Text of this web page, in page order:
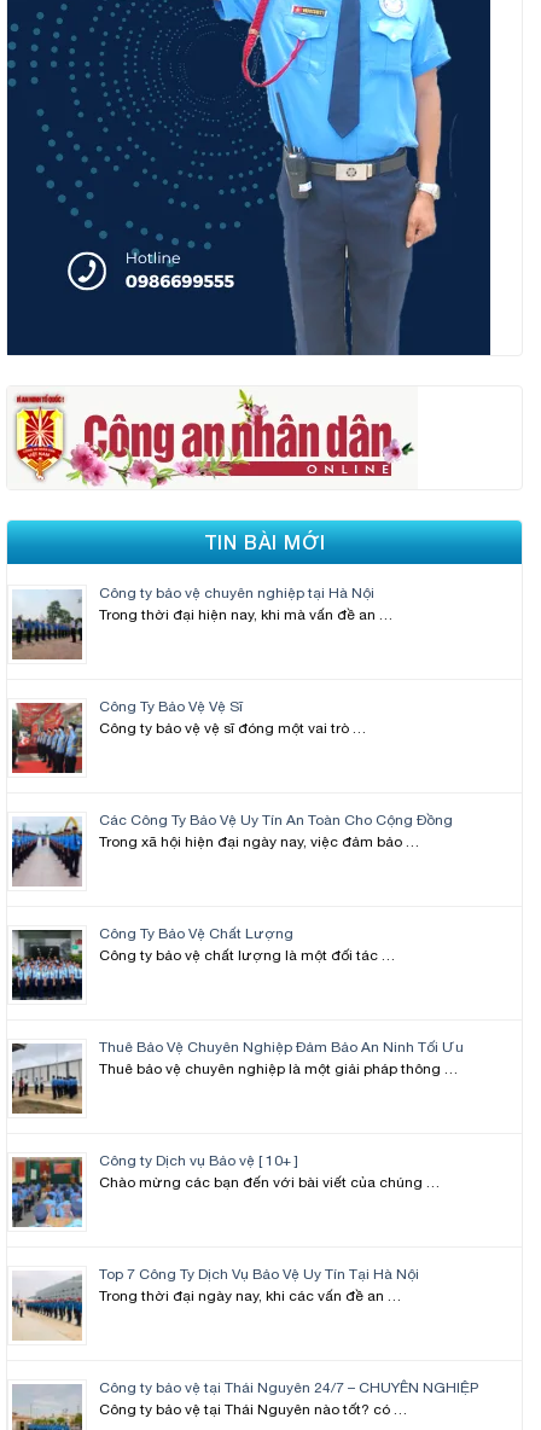
TIN BÀI MỚI
Công ty bảo vệ chuyên nghiệp tại Hà Nội
Trong thời đại hiện nay, khi mà vấn đề an …
Công Ty Bảo Vệ Vệ Sĩ
Công ty bảo vệ vệ sĩ đóng một vai trò …
Các Công Ty Bảo Vệ Uy Tín An Toàn Cho Cộng Đồng
Trong xã hội hiện đại ngày nay, việc đảm bảo …
Công Ty Bảo Vệ Chất Lượng
Công ty bảo vệ chất lượng là một đối tác …
Thuê Bảo Vệ Chuyên Nghiệp Đảm Bảo An Ninh Tối Ưu
Thuê bảo vệ chuyên nghiệp là một giải pháp thông …
Công ty Dịch vụ Bảo vệ [ 10+ ]
Chào mừng các bạn đến với bài viết của chúng …
Top 7 Công Ty Dịch Vụ Bảo Vệ Uy Tín Tại Hà Nội
Trong thời đại ngày nay, khi các vấn đề an …
Công ty bảo vệ tại Thái Nguyên 24/7 – CHUYÊN NGHIỆP
Công ty bảo vệ tại Thái Nguyên nào tốt? có …